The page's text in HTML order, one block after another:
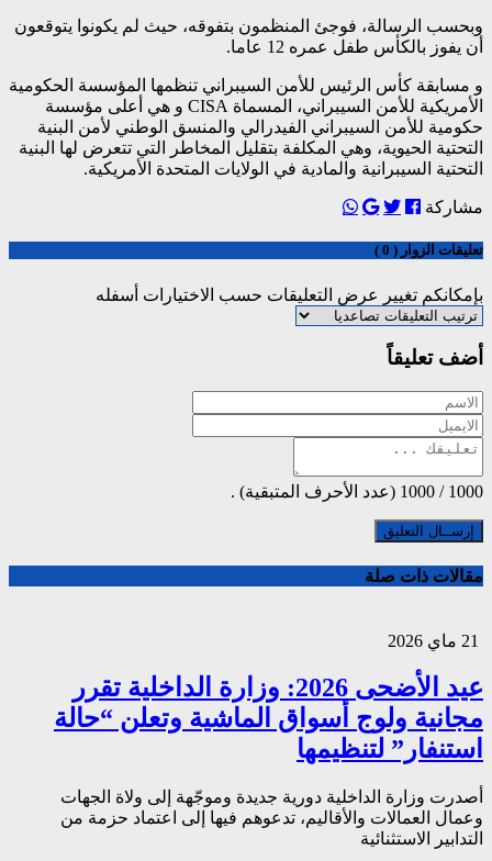
وبحسب الرسالة، فوجئ المنظمون بتفوقه، حيث لم يكونوا يتوقعون
أن يفوز بالكأس طفل عمره 12 عاما.
و مسابقة كأس الرئيس للأمن السيبراني تنظمها المؤسسة الحكومية
الأمريكية للأمن السيبراني، المسماة CISA و هي أعلى مؤسسة
حكومية للأمن السيبراني الفيدرالي والمنسق الوطني لأمن البنية
التحتية الحيوية، وهي المكلفة بتقليل المخاطر التي تتعرض لها البنية
التحتية السيبرانية والمادية في الولايات المتحدة الأمريكية.
مشاركة
تعليقات الزوار ( 0 )
بإمكانكم تغيير عرض التعليقات حسب الاختيارات أسفله
أضف تعليقاً
1000
/
1000 (عدد الأحرف المتبقية) .
مقالات ذات صلة
عيد الأضحى 2026: وزارة الداخلية تقرر
مجانية ولوج أسواق الماشية وتعلن “حالة
استنفار” لتنظيمها
أصدرت وزارة الداخلية دورية جديدة وموجّهة إلى ولاة الجهات
وعمال العمالات والأقاليم، تدعوهم فيها إلى اعتماد حزمة من
التدابير الاستثنائية